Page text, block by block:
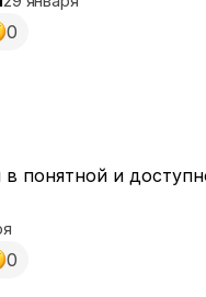
0
понятной и
0